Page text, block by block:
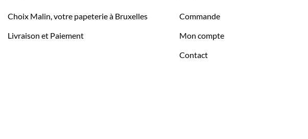
Choix Malin, votre papeterie à Bruxelles
Livraison et Paiement
Commande
Mon compte
Contact